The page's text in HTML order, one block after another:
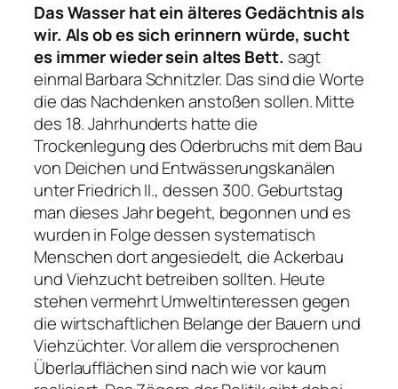
Das Wasser hat ein älteres Gedächtnis als
wir. Als ob es sich erinnern würde, sucht
es immer wieder sein altes Bett. sagt
einmal Barbara Schnitzler. Das sind die Worte
die das Nachdenken anstoßen sollen. Mitte
des 18. Jahrhunderts hatte die
Trockenlegung des Oderbruchs mit dem Bau
von Deichen und Entwässerungskanälen
unter Friedrich II., dessen 300. Geburtstag
man dieses Jahr begeht, begonnen und es
wurden in Folge dessen systematisch
Menschen dort angesiedelt, die Ackerbau
und Viehzucht betreiben sollten. Heute
stehen vermehrt Umweltinteressen gegen
die wirtschaftlichen Belange der Bauern und
Viehzüchter. Vor allem die versprochenen
Überlaufflächen sind nach wie vor kaum